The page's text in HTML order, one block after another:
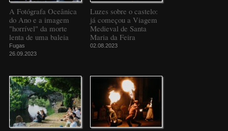
A Fotógrafa Oceânica
do Ano e a imagem
"horrível" da morte
lenta de uma baleia
Fugas
26.09.2023
Luzes sobre o castelo:
já começou a Viagem
Medieval de Santa
Maria da Feira
02.08.2023